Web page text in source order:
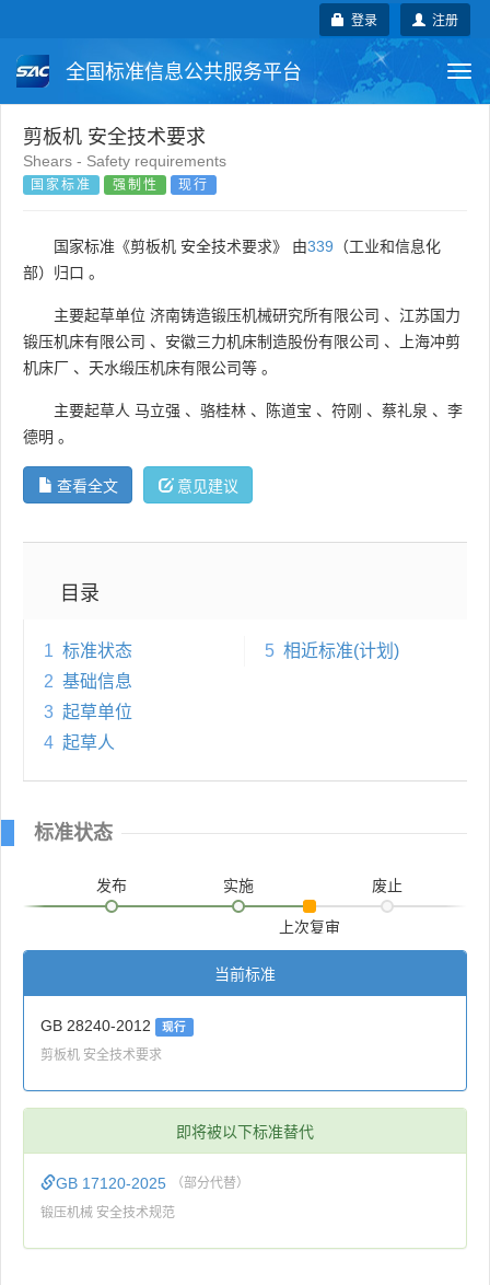
注册
登录
全国标准信息公共服务平台
国家标准
团体标准
国外标准 技术委员会
剪板机 安全技术要求
Shears - Safety requirements
国家标准 强制性 现行
国家标准《剪板机 安全技术要求》 由339 （工业和信息化
部）归口 。
主要起草单位 济南铸造锻压机械研究所有限公司 、 江苏国力
锻压机床有限公司 、 安徽三力机床制造股份有限公司 、
上海冲剪
机床厂 、 天水缎压机床有限公司等 。
主要起草人 马立强 、 骆桂林 、 陈道宝 、 符刚 、 蔡礼泉 、 李
德明 。
查看全文 意见建议
目录
1 标准状态
2 基础信息
3 起草单位
4 起草人
5 相近标准(计划)
标准状态
发布 实施
上次复审
废止
当前标准
GB 28240-2012 现行
剪板机 安全技术要求
即将被以下标准替代
GB 17120-2025 （部分代替）
锻压机械 安全技术规范